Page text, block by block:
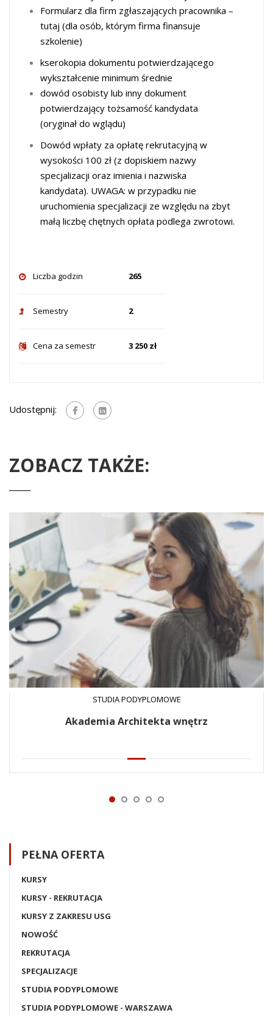
Formularz dla firm zgłaszających pracownika –
tutaj (dla osób, którym firma finansuje
szkolenie)
kserokopia dokumentu potwierdzającego
wykształcenie minimum średnie
dowód osobisty lub inny dokument
potwierdzający tożsamość kandydata
(oryginał do wglądu)
Dowód wpłaty za opłatę rekrutacyjną w
wysokości 100 zł (z dopiskiem nazwy
specjalizacji oraz imienia i nazwiska
kandydata). UWAGA: w przypadku nie
uruchomienia specjalizacji ze względu na zbyt
małą liczbę chętnych opłata podlega zwrotowi.
Liczba godzin 265
Semestry 2
Cena za semestr 3 250 zł
Udostępnij:
ZOBACZ TAKŻE:
STUDIA PODYPLOMOWE
Akademia Architekta wnętrz
PEŁNA OFERTA
KURSY
KURSY - REKRUTACJA
KURSY Z ZAKRESU USG
NOWOŚĆ
REKRUTACJA
SPECJALIZACJE
STUDIA PODYPLOMOWE
STUDIA PODYPLOMOWE - WARSZAWA